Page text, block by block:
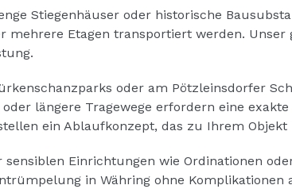
Stiegenhäuser oder historische
Etagen transportiert werden.
oder am Pötzleinsdorfer
längere Tragewege erfordern eine
ein Ablaufkonzept, das zu Ihrem Objekt
Einrichtungen wie Ordinationen
in Währing ohne Komplikationen